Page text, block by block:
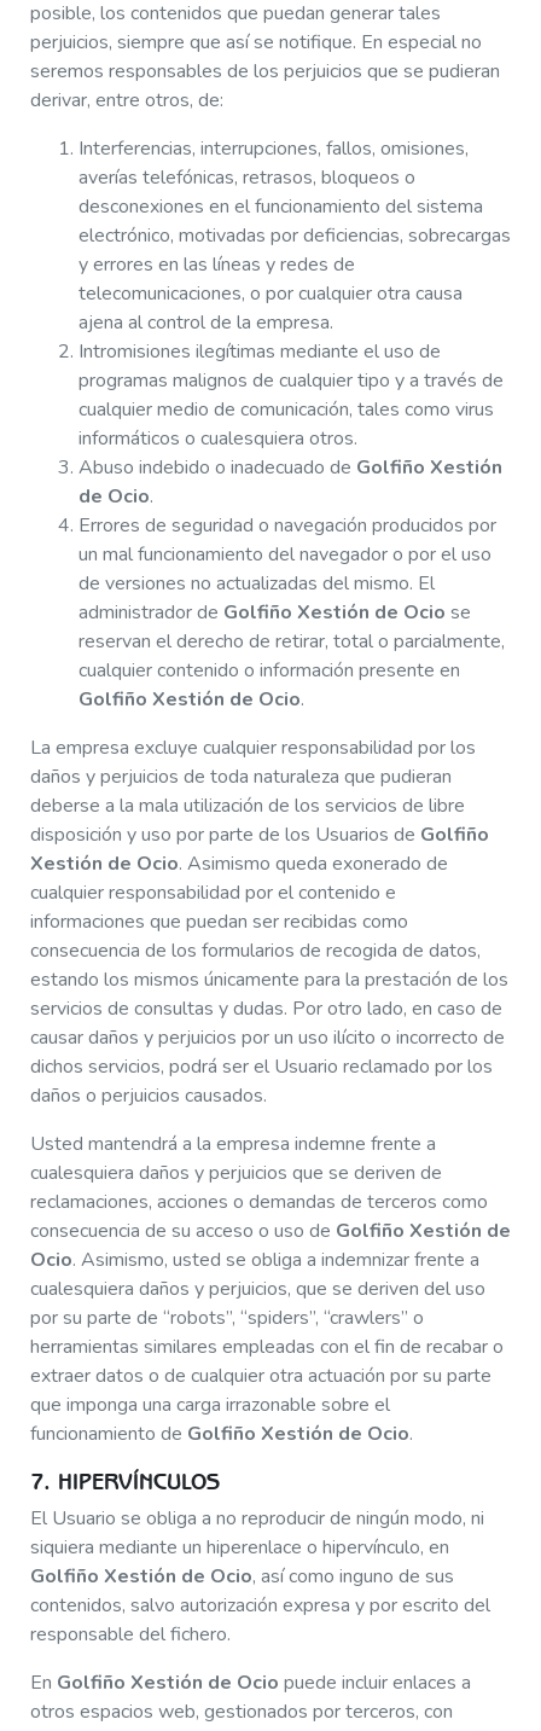
posible, los contenidos que puedan generar tales
perjuicios, siempre que así se notifique. En especial no
seremos responsables de los perjuicios que se pudieran
derivar, entre otros, de:
Interferencias, interrupciones, fallos, omisiones,
averías telefónicas, retrasos, bloqueos o
desconexiones en el funcionamiento del sistema
electrónico, motivadas por deficiencias, sobrecargas
y errores en las líneas y redes de
telecomunicaciones, o por cualquier otra causa
ajena al control de la empresa.
Intromisiones ilegítimas mediante el uso de
programas malignos de cualquier tipo y a través de
cualquier medio de comunicación, tales como virus
informáticos o cualesquiera otros.
Abuso indebido o inadecuado de Golfiño Xestión
de Ocio.
Errores de seguridad o navegación producidos por
un mal funcionamiento del navegador o por el uso
de versiones no actualizadas del mismo. El
administrador de Golfiño Xestión de Ocio se
reservan el derecho de retirar, total o parcialmente,
cualquier contenido o información presente en
Golfiño Xestión de Ocio.
La empresa excluye cualquier responsabilidad por los
daños y perjuicios de toda naturaleza que pudieran
deberse a la mala utilización de los servicios de libre
disposición y uso por parte de los Usuarios de Golfiño
Xestión de Ocio. Asimismo queda exonerado de
cualquier responsabilidad por el contenido e
informaciones que puedan ser recibidas como
consecuencia de los formularios de recogida de datos,
estando los mismos únicamente para la prestación de los
servicios de consultas y dudas. Por otro lado, en caso de
causar daños y perjuicios por un uso ilícito o incorrecto de
dichos servicios, podrá ser el Usuario reclamado por los
daños o perjuicios causados.
Usted mantendrá a la empresa indemne frente a
cualesquiera daños y perjuicios que se deriven de
reclamaciones, acciones o demandas de terceros como
consecuencia de su acceso o uso de Golfiño Xestión de
Ocio. Asimismo, usted se obliga a indemnizar frente a
cualesquiera daños y perjuicios, que se deriven del uso
por su parte de “robots”, “spiders”, “crawlers” o
herramientas similares empleadas con el fin de recabar o
extraer datos o de cualquier otra actuación por su parte
que imponga una carga irrazonable sobre el
funcionamiento de Golfiño Xestión de Ocio.
7. HIPERVÍNCULOS
El Usuario se obliga a no reproducir de ningún modo, ni
siquiera mediante un hiperenlace o hipervínculo, en
Golfiño Xestión de Ocio, así como inguno de sus
contenidos, salvo autorización expresa y por escrito del
responsable del fichero.
En Golfiño Xestión de Ocio puede incluir enlaces a
otros espacios web, gestionados por terceros, con